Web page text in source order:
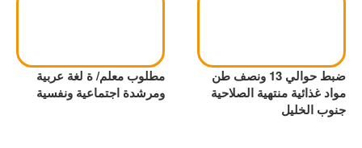
ضبط حوالي 13 ونصف طن
مواد غذائية منتهية الصلاحية
جنوب الخليل
مطلوب معلم/ ة لغة عربية
ومرشدة اجتماعية ونفسية